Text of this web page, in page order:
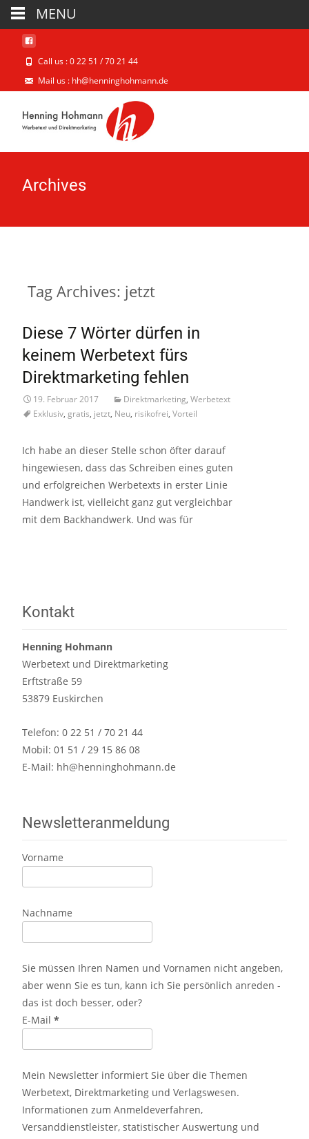
Call us : 0 22 51 / 70 21 44
Mail us : hh@henninghohmann.de
Archives
Tag Archives: jetzt
Diese 7 Wörter dürfen in
keinem Werbetext fürs
Direktmarketing fehlen
19. Februar 2017 Direktmarketing, Werbetext
Exklusiv, gratis, jetzt, Neu, risikofrei, Vorteil
Ich habe an dieser Stelle schon öfter darauf
hingewiesen, dass das Schreiben eines guten
und erfolgreichen Werbetexts in erster Linie
Handwerk ist, vielleicht ganz gut vergleichbar
mit dem Backhandwerk. Und was für
Kontakt
Henning Hohmann
Werbetext und Direktmarketing
Erftstraße 59
53879 Euskirchen
Telefon: 0 22 51 / 70 21 44
Mobil: 01 51 / 29 15 86 08
E-Mail: hh@henninghohmann.de
Newsletteranmeldung
Vorname
Nachname
Sie müssen Ihren Namen und Vornamen nicht angeben,
aber wenn Sie es tun, kann ich Sie persönlich anreden -
das ist doch besser, oder?
E-Mail *
Mein Newsletter informiert Sie über die Themen
Werbetext, Direktmarketing und Verlagswesen.
Informationen zum Anmeldeverfahren,
Versanddienstleister, statistischer Auswertung und
MENU